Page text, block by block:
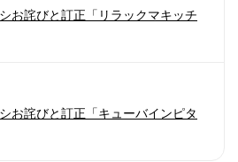
お詫びと訂正「リラックマキッチ
お詫びと訂正「キューバインピタ